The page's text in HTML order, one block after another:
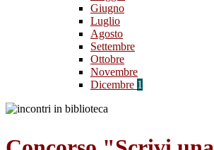
Giugno
Luglio
Agosto
Settembre
Ottobre
Novembre
Dicembre 1